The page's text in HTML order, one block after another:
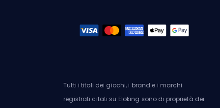
Tutti i titoli dei giochi, i brand e i marchi
registrati citati su Eloking sono di proprietà dei